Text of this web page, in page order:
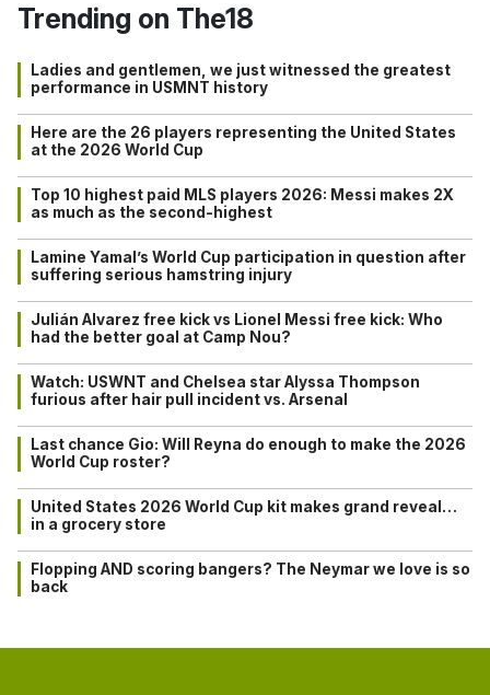
Trending on The18
Ladies and gentlemen, we just witnessed the greatest
performance in USMNT history
Here are the 26 players representing the United States
at the 2026 World Cup
Top 10 highest paid MLS players 2026: Messi makes 2X
as much as the second-highest
Lamine Yamal’s World Cup participation in question after
suffering serious hamstring injury
Julián Alvarez free kick vs Lionel Messi free kick: Who
had the better goal at Camp Nou?
Watch: USWNT and Chelsea star Alyssa Thompson
furious after hair pull incident vs. Arsenal
Last chance Gio: Will Reyna do enough to make the 2026
World Cup roster?
United States 2026 World Cup kit makes grand reveal…
in a grocery store
Flopping AND scoring bangers? The Neymar we love is so
back